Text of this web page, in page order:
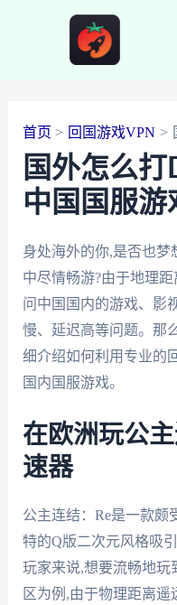
首页 回国游戏VPN
国外怎么打
中国国服游
身处海外的你,是否也
中尽情畅游?由于地理
问中国国内的游戏、影
慢、延迟高等问题。那
细介绍如何利用专业的
国内国服游戏。
在欧洲玩公
速器
公主连结：Re是一款颇
特的Q版二次元风格吸
玩家来说,想要流畅地玩
区为例,由于物理距离